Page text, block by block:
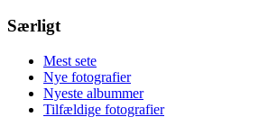
Særligt
Mest sete
Nye fotografier
Nyeste albummer
Tilfældige fotografier